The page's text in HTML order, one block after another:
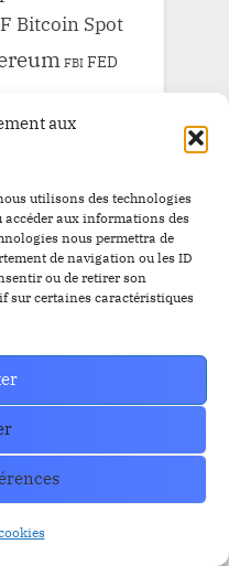
aux
utilisons des technologies
accéder aux informations des
nous permettra de
de navigation ou les ID
ou de retirer son
sur certaines caractéristiques
Bitcoin Spot
FBI FED
Tether XRP